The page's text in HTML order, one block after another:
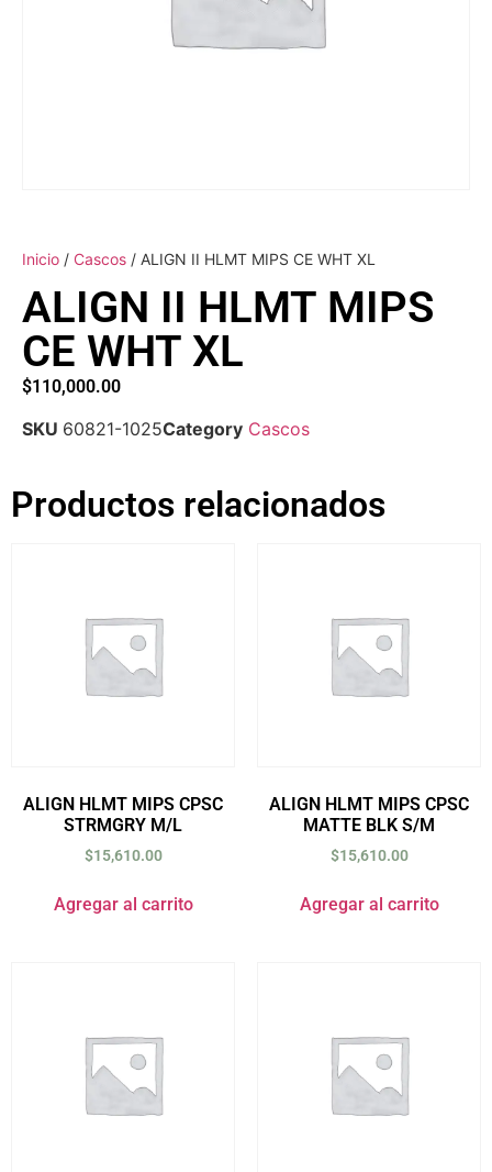
Inicio / Cascos / ALIGN II HLMT MIPS CE WHT XL
ALIGN II HLMT MIPS
CE WHT XL
$110,000.00
SKU 60821-1025Category Cascos
Productos relacionados
ALIGN HLMT MIPS CPSC
STRMGRY M/L
$15,610.00
Agregar al carrito
ALIGN HLMT MIPS CPSC
MATTE BLK S/M
$15,610.00
Agregar al carrito